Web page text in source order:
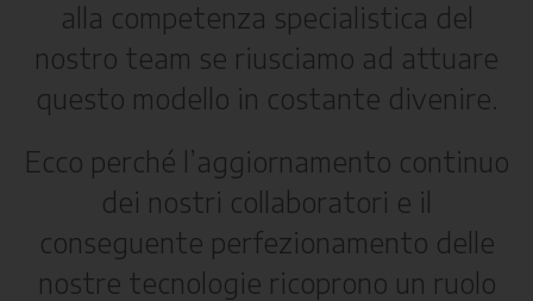
alla competenza specialistica del
nostro team se riusciamo ad attuare
questo modello in costante divenire.
Ecco perché l’aggiornamento continuo
dei nostri collaboratori e il
conseguente perfezionamento delle
nostre tecnologie ricoprono un ruolo